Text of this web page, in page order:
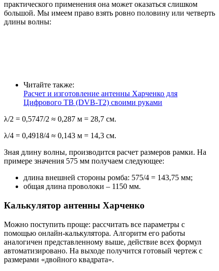
практического применения она может оказаться слишком
большой. Мы имеем право взять ровно половину или четверть
длины волны:
Читайте также:
Расчет и изготовление антенны Харченко для
Цифрового ТВ (DVB-T2) своими руками
λ/2 = 0,5747/2 ≈ 0,287 м = 28,7 см.
λ/4 = 0,4918/4 ≈ 0,143 м = 14,3 см.
Зная длину волны, производится расчет размеров рамки. На
примере значения 575 мм получаем следующее:
длина внешней стороны ромба: 575/4 = 143,75 мм;
общая длина проволоки – 1150 мм.
Калькулятор антенны Харченко
Можно поступить проще: рассчитать все параметры с
помощью онлайн-калькулятора. Алгоритм его работы
аналогичен представленному выше, действие всех формул
автоматизировано. На выходе получится готовый чертеж с
размерами «двойного квадрата».